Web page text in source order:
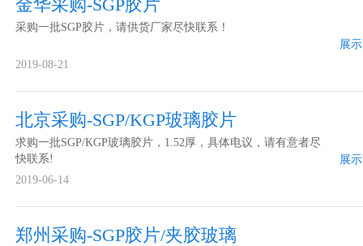
金华采购-SGP胶片
采购一批SGP胶片，请供货厂家尽快联系！
展
2019-08-21
北京采购-SGP/KGP玻璃胶片
求购一批SGP/KGP玻璃胶片，1.52厚，具体电议，请有意者尽
快联系!
展
2019-06-14
郑州采购-SGP胶片/夹胶玻璃